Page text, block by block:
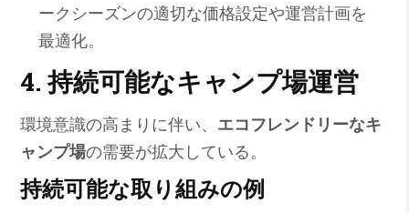
ークシーズンの適切な価格設定や運営計画を
最適化。
4. 持続可能なキャンプ場運営
環境意識の高まりに伴い、 エコフレンドリーなキ
ャンプ場の需要が拡大している。
持続可能な取り組みの例